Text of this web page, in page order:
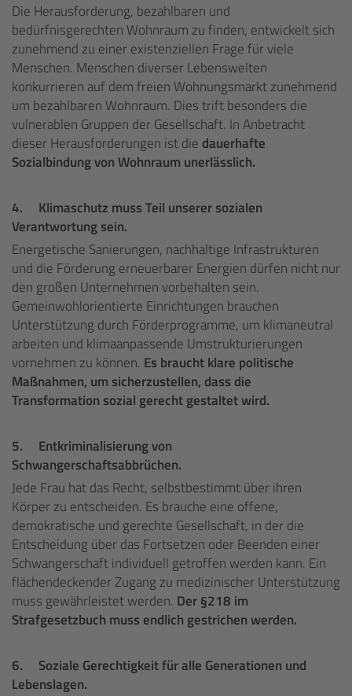
Die Herausforderung, bezahlbaren und
bedürfnisgerechten Wohnraum zu finden, entwickelt sich
zunehmend zu einer existenziellen Frage für viele
Menschen. Menschen diverser Lebenswelten
konkurrieren auf dem freien Wohnungsmarkt zunehmend
um bezahlbaren Wohnraum. Dies trift besonders die
vulnerablen Gruppen der Gesellschaft. In Anbetracht
dieser Herausforderungen ist die dauerhafte
Sozialbindung von Wohnraum unerlässlich.
4. Klimaschutz muss Teil unserer sozialen
Verantwortung sein.
Energetische Sanierungen, nachhaltige Infrastrukturen
und die Förderung erneuerbarer Energien dürfen nicht nur
den großen Unternehmen vorbehalten sein.
Gemeinwohlorientierte Einrichtungen brauchen
Unterstützung durch Förderprogramme, um klimaneutral
arbeiten und klimaanpassende Umstrukturierungen
vornehmen zu können. Es braucht klare politische
Maßnahmen, um sicherzustellen, dass die
Transformation sozial gerecht gestaltet wird.
5. Entkriminalisierung von
Schwangerschaftsabbrüchen.
Jede Frau hat das Recht, selbstbestimmt über ihren
Körper zu entscheiden. Es brauche eine offene,
demokratische und gerechte Gesellschaft, in der die
Entscheidung über das Fortsetzen oder Beenden einer
Schwangerschaft individuell getroffen werden kann. Ein
flächendeckender Zugang zu medizinischer Unterstützung
muss gewährleistet werden. Der §218 im
Strafgesetzbuch muss endlich gestrichen werden.
6. Soziale Gerechtigkeit für alle Generationen und
Lebenslagen.